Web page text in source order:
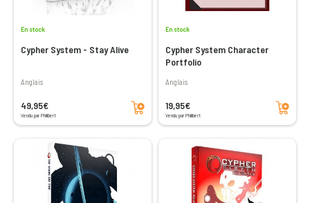
En stock
Cypher System - Stay Alive
Anglais
49,95€
Vendu par Philibert
Ajouter au panier
En stock
Cypher System Character
Portfolio
Anglais
19,95€
Vendu par Philibert
Ajouter au panier